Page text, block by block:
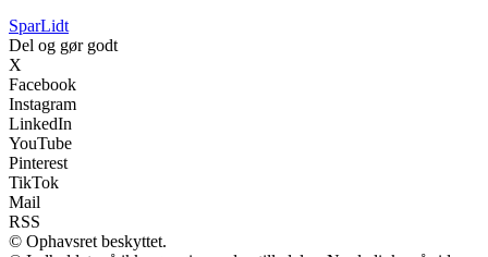
SparLidt
Del og gør godt
X
Facebook
Instagram
LinkedIn
YouTube
Pinterest
TikTok
Mail
RSS
© Ophavsret beskyttet.